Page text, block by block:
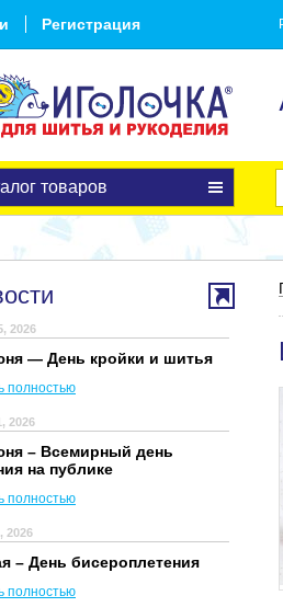
Регистрация
товаров
2026
— День кройки и шитья
полностью
2026
– Всемирный день
на публике
полностью
2026
– День бисероплетения
полностью